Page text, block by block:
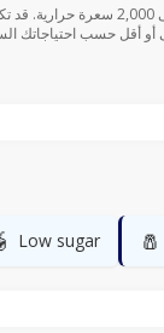
Low sugar 🧂